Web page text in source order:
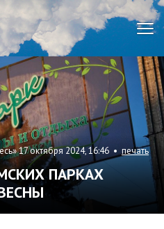
17 октября 2024, 16:46 •печать
ПАРКАХ